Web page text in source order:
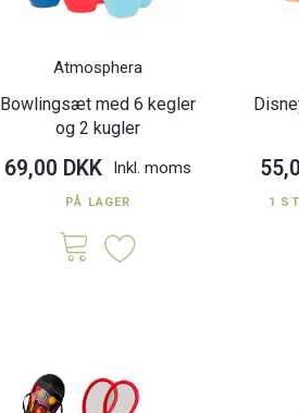
Atmosphera
Bowlingsæt med 6 kegler
og 2 kugler
69,00 DKK Inkl. moms
PÅ LAGER 1